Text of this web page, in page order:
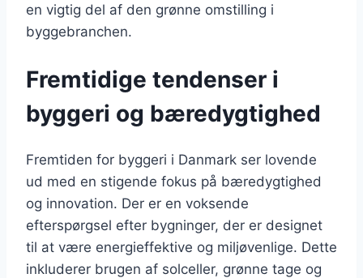
en vigtig del af den grønne omstilling i
byggebranchen.
Fremtidige tendenser i
byggeri og bæredygtighed
Fremtiden for byggeri i Danmark ser lovende
ud med en stigende fokus på bæredygtighed
og innovation. Der er en voksende
efterspørgsel efter bygninger, der er designet
til at være energieffektive og miljøvenlige. Dette
inkluderer brugen af solceller, grønne tage og